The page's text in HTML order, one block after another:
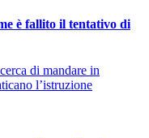
è fallito il tentativo di